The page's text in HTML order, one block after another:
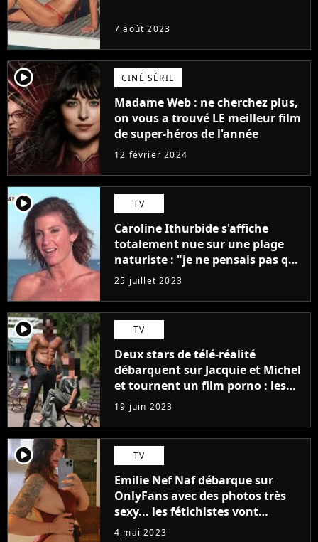
7 août 2023
player2 CINÉ SÉRIE
Madame Web : ne cherchez plus,
on vous a trouvé LE meilleur film
de super-héros de l'année
12 février 2024
player2 TV
Caroline Ithurbide s'affiche
totalement nue sur une plage
naturiste : "je ne pensais pas que
j'arriverais à le faire..."
25 juillet 2023
player2 TV
Deux stars de télé-réalité
débarquent sur Jacquie et Michel
et tournent un film porno : les
premières images du tournage
(exclu)
19 juin 2023
player2 TV
Emilie Nef Naf débarque sur
OnlyFans avec des photos très
sexy... les fétichistes vont
prendre leur pied !
4 mai 2023